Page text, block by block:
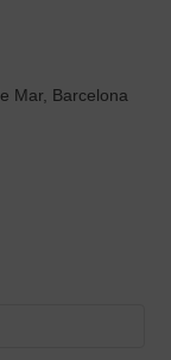
Mar, Barcelona